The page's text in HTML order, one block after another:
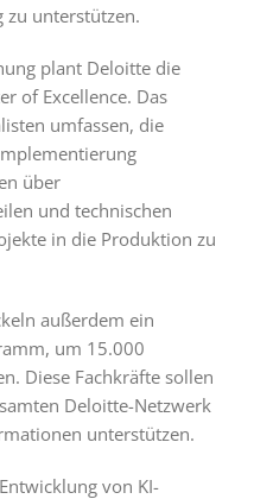
zu unterstützen.
plant Deloitte die
of Excellence. Das
umfassen, die
über
und technischen
in die Produktion zu
außerdem ein
um 15.000
Diese Fachkräfte sollen
Deloitte-Netzwerk
unterstützen.
von KI-